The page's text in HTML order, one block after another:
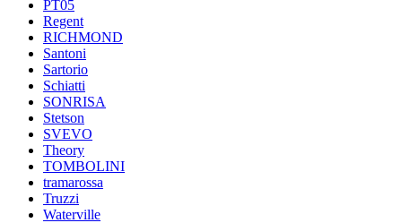
PT05
Regent
RICHMOND
Santoni
Sartorio
Schiatti
SONRISA
Stetson
SVEVO
Theory
TOMBOLINI
tramarossa
Truzzi
Waterville